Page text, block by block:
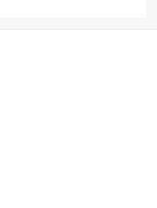
相反的总体布
体，形成一个